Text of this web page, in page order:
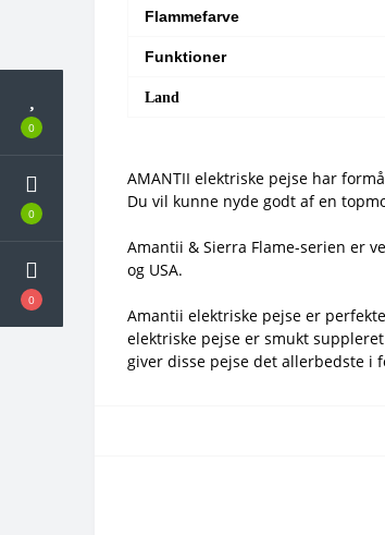
0
0
0
Flammefarve
Funktioner
Land
AMANTII elektriske pejse har
Du vil kunne nyde godt af en
Amantii & Sierra Flame-serien er
og USA.
Amantii elektriske pejse er
elektriske pejse er smukt
giver disse pejse det allerbedste i